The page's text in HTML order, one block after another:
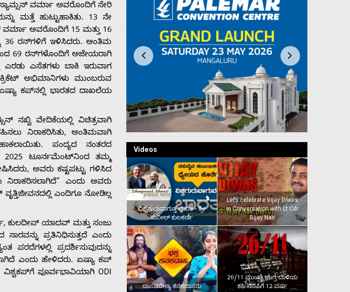
ಸ್ಯಾಮ್ಸನ್ ವರ್ಮಾ ಅವರೊಂದಿಗೆ ಸೇರಿ
ಮತ್ತೆ ಹುಟ್ಟುಹಾಕಿತು. 13 ನೇ
ವರ್ಮಾ ಅವರೊಂದಿಗೆ 15 ಮತ್ತು 16
36 ರನ್‌ಗಳಿಗೆ ಇಳಿಸಿದರು. ಅಂತಿಮ
69 ರನ್‌ಗಳೊಂದಿಗೆ ಅಜೇಯರಾಗಿ
ಎಸೆತಗಳು ಬಾಕಿ ಇರುವಾಗ
ಅಭಿಮಾನಿಗಳು ಮುಂಬರುವ
ಕಪ್‌ನಲ್ಲಿ ಭಾರತದ ದಾಖಲೆಯ
ನಖ್ವಿ ವೇದಿಕೆಯಲ್ಲಿ ವಿಚಿತ್ರವಾಗಿ
ನಿರಾಕರಿಸಿತು, ಅಂತಿಮವಾಗಿ
ಪಂದ್ಯದ ನಂತರದ
ಟೂರ್ನಮೆಂಟ್‌ನಿಂದ ತಮ್ಮ
ಅವರು ಕಷ್ಟಪಟ್ಟು ಗಳಿಸಿದ
ಎಂದು ಅವರು
ಎಂದಿಗೂ ನೋಡಿಲ್ಲ
ಕುಲದೀಪ್ ಯಾದವ್ ಮತ್ತು ಸಂಜು
ಪ್ರತಿನಿಧಿಸುತ್ತದೆ ಎಂದು
ಪರದೆಗಳಲ್ಲಿ ಪ್ರದರ್ಶಿಸುವುದನ್ನು
ಎಂದು ಹೇಳಿದರು. ಏಷ್ಯಾ ಕಪ್
ವಿಶ್ವಕಪ್‌ಗೆ ಪೂರ್ವಭಾವಿಯಾಗಿ ODI
Videos
ವಿಶ್ವಗುರುವಾಗುತ್ತ ಭಾರತ – ಶ್ರೀ
ಸುನೀಲ್‌ ಕುಲಕರ್ಣಿ
Lets celebrate Vijay Diwas
in Conversation with Lt Cdr
Bijay Nair
ದಾಸವರೇಣ್ಯ ಕನಕದಾಸರು
26/11 ಮುಂಬೈ ಉಗ್ರ ದಾಳಿಯ
ಕಹಿ ನೆನಪಿಗೆ 12 ವರ್ಷ